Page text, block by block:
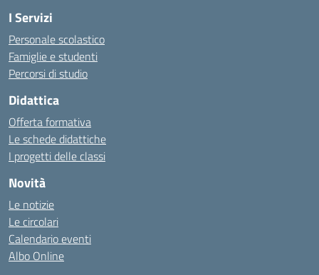
I Servizi
Personale scolastico
Famiglie e studenti
Percorsi di studio
Didattica
Offerta formativa
Le schede didattiche
I progetti delle classi
Novità
Le notizie
Le circolari
Calendario eventi
Albo Online